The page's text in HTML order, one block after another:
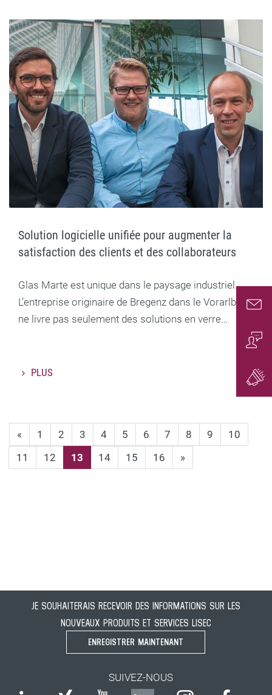
Solution logicielle unifiée pour augmenter la
satisfaction des clients et des collaborateurs
Glas Marte est unique dans le paysage industriel.
L’entreprise originaire de Bregenz dans le Vorarlberg
ne livre pas seulement des solutions en verre…
PLUS
« 1 2 3 4 5 6 7 8 9
10
11
12 13 14 15 16 »
JE SOUHAITERAIS RECEVOIR DES INFORMATIONS SUR LES
NOUVEAUX PRODUITS ET SERVICES LISEC
ENREGISTRER MAINTENANT
SUIVEZ-NOUS